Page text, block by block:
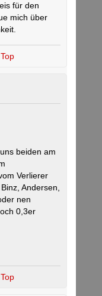
für den
mich über
beiden am
Verlierer
Andersen,
nen
0,3er